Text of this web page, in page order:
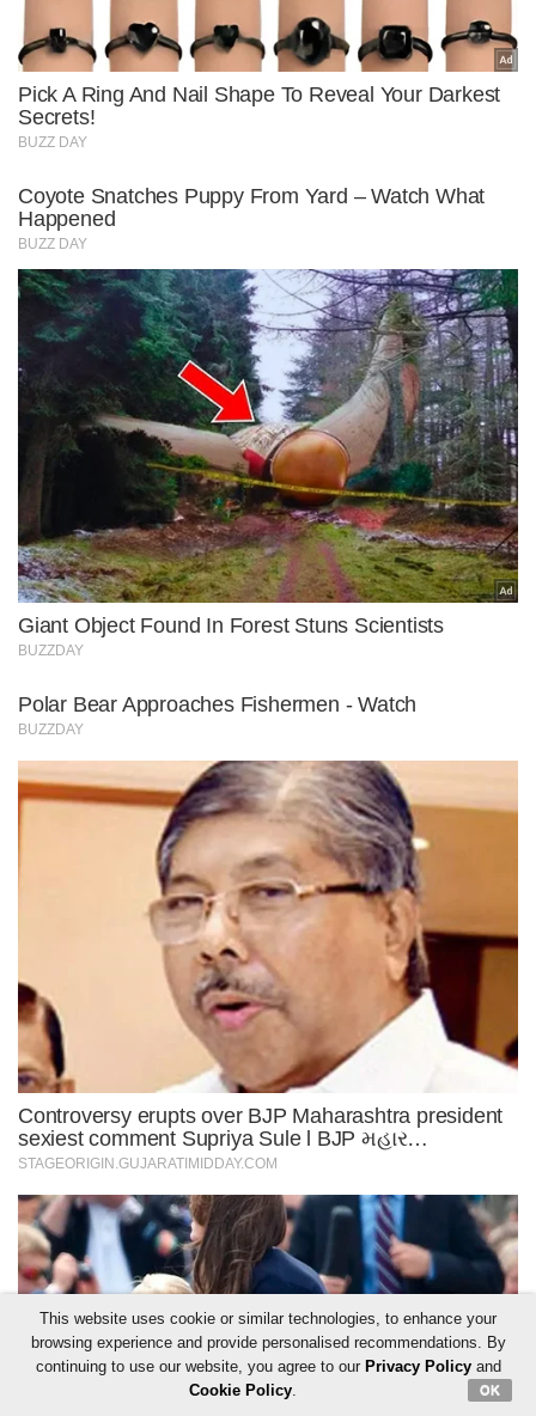
This website uses cookie or similar technologies, to enhance your
browsing experience and provide personalised recommendations. By
continuing to use our website, you agree to our Privacy Policyand
Cookie Policy. OK